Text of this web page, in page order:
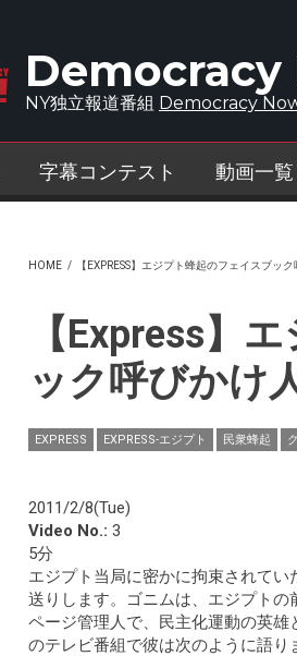
Democracy
NY独立報道番組 Democracy
字幕コンテスト 動画一覧
HOME / 【EXPRESS】エジプト蜂起のフェイスブッ
【Express】
ック呼びかけ
EXPRESS EXPRESS-エジプト 民衆蜂起
2011/2/8(Tue)
Video No.: 3
5分
エジプト当局に密かに拘束されて
送りします。ゴニムは、エジプト
ページ管理人で、民主化運動の英
のテレビ番組で彼は次のように語り